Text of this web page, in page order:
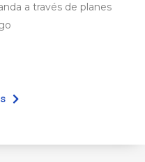
a través de planes